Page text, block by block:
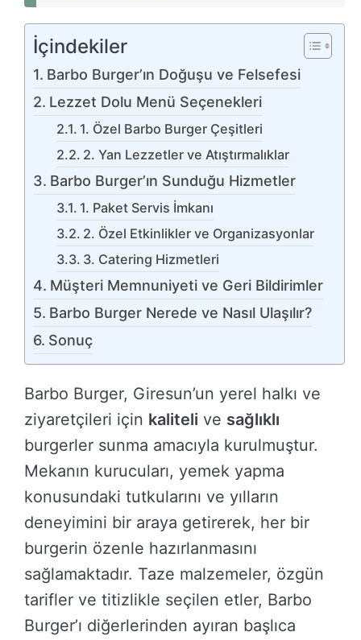
İçindekiler
Barbo Burger’ın Doğuşu ve Felsefesi
Lezzet Dolu Menü Seçenekleri
1. Özel Barbo Burger Çeşitleri
2. Yan Lezzetler ve Atıştırmalıklar
Barbo Burger’ın Sunduğu Hizmetler
1. Paket Servis İmkanı
2. Özel Etkinlikler ve Organizasyonlar
3. Catering Hizmetleri
Müşteri Memnuniyeti ve Geri Bildirimler
Barbo Burger Nerede ve Nasıl Ulaşılır?
Sonuç
Barbo Burger, Giresun’un yerel halkı ve
ziyaretçileri için kaliteli ve sağlıklı
burgerler sunma amacıyla kurulmuştur.
Mekanın kurucuları, yemek yapma
konusundaki tutkularını ve yılların
deneyimini bir araya getirerek, her bir
burgerin özenle hazırlanmasını
sağlamaktadır. Taze malzemeler, özgün
tarifler ve titizlikle seçilen etler, Barbo
Burger’ı diğerlerinden ayıran başlıca